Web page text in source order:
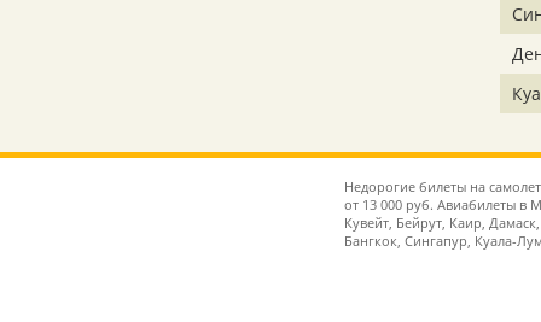
Недорогие билеты на
от 13 000 руб. Авиабилеты в
Кувейт, Бейрут, Каир,
Бангкок, Сингапур, Куала-